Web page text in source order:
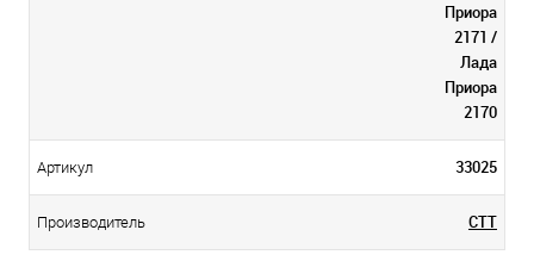
Приора
2171 /
Лада
Приора
2170
Артикул 33025
Производитель СТТ